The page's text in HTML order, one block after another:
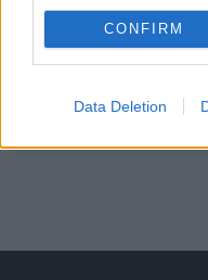
CONFIRM
Data Deletion
MÁR ELŐFIZETŐNK